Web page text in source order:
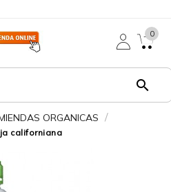
search
0
ORGANICAS
californiana